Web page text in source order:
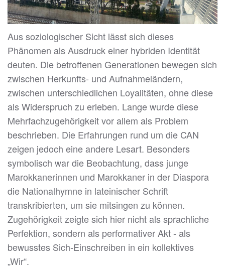
Aus soziologischer Sicht lässt sich dieses
Phänomen als Ausdruck einer hybriden Identität
deuten. Die betroffenen Generationen bewegen sich
zwischen Herkunfts- und Aufnahmeländern,
zwischen unterschiedlichen Loyalitäten, ohne diese
als Widerspruch zu erleben. Lange wurde diese
Mehrfachzugehörigkeit vor allem als Problem
beschrieben. Die Erfahrungen rund um die CAN
zeigen jedoch eine andere Lesart. Besonders
symbolisch war die Beobachtung, dass junge
Marokkanerinnen und Marokkaner in der Diaspora
die Nationalhymne in lateinischer Schrift
transkribierten, um sie mitsingen zu können.
Zugehörigkeit zeigte sich hier nicht als sprachliche
Perfektion, sondern als performativer Akt - als
bewusstes Sich-Einschreiben in ein kollektives
„Wir“.